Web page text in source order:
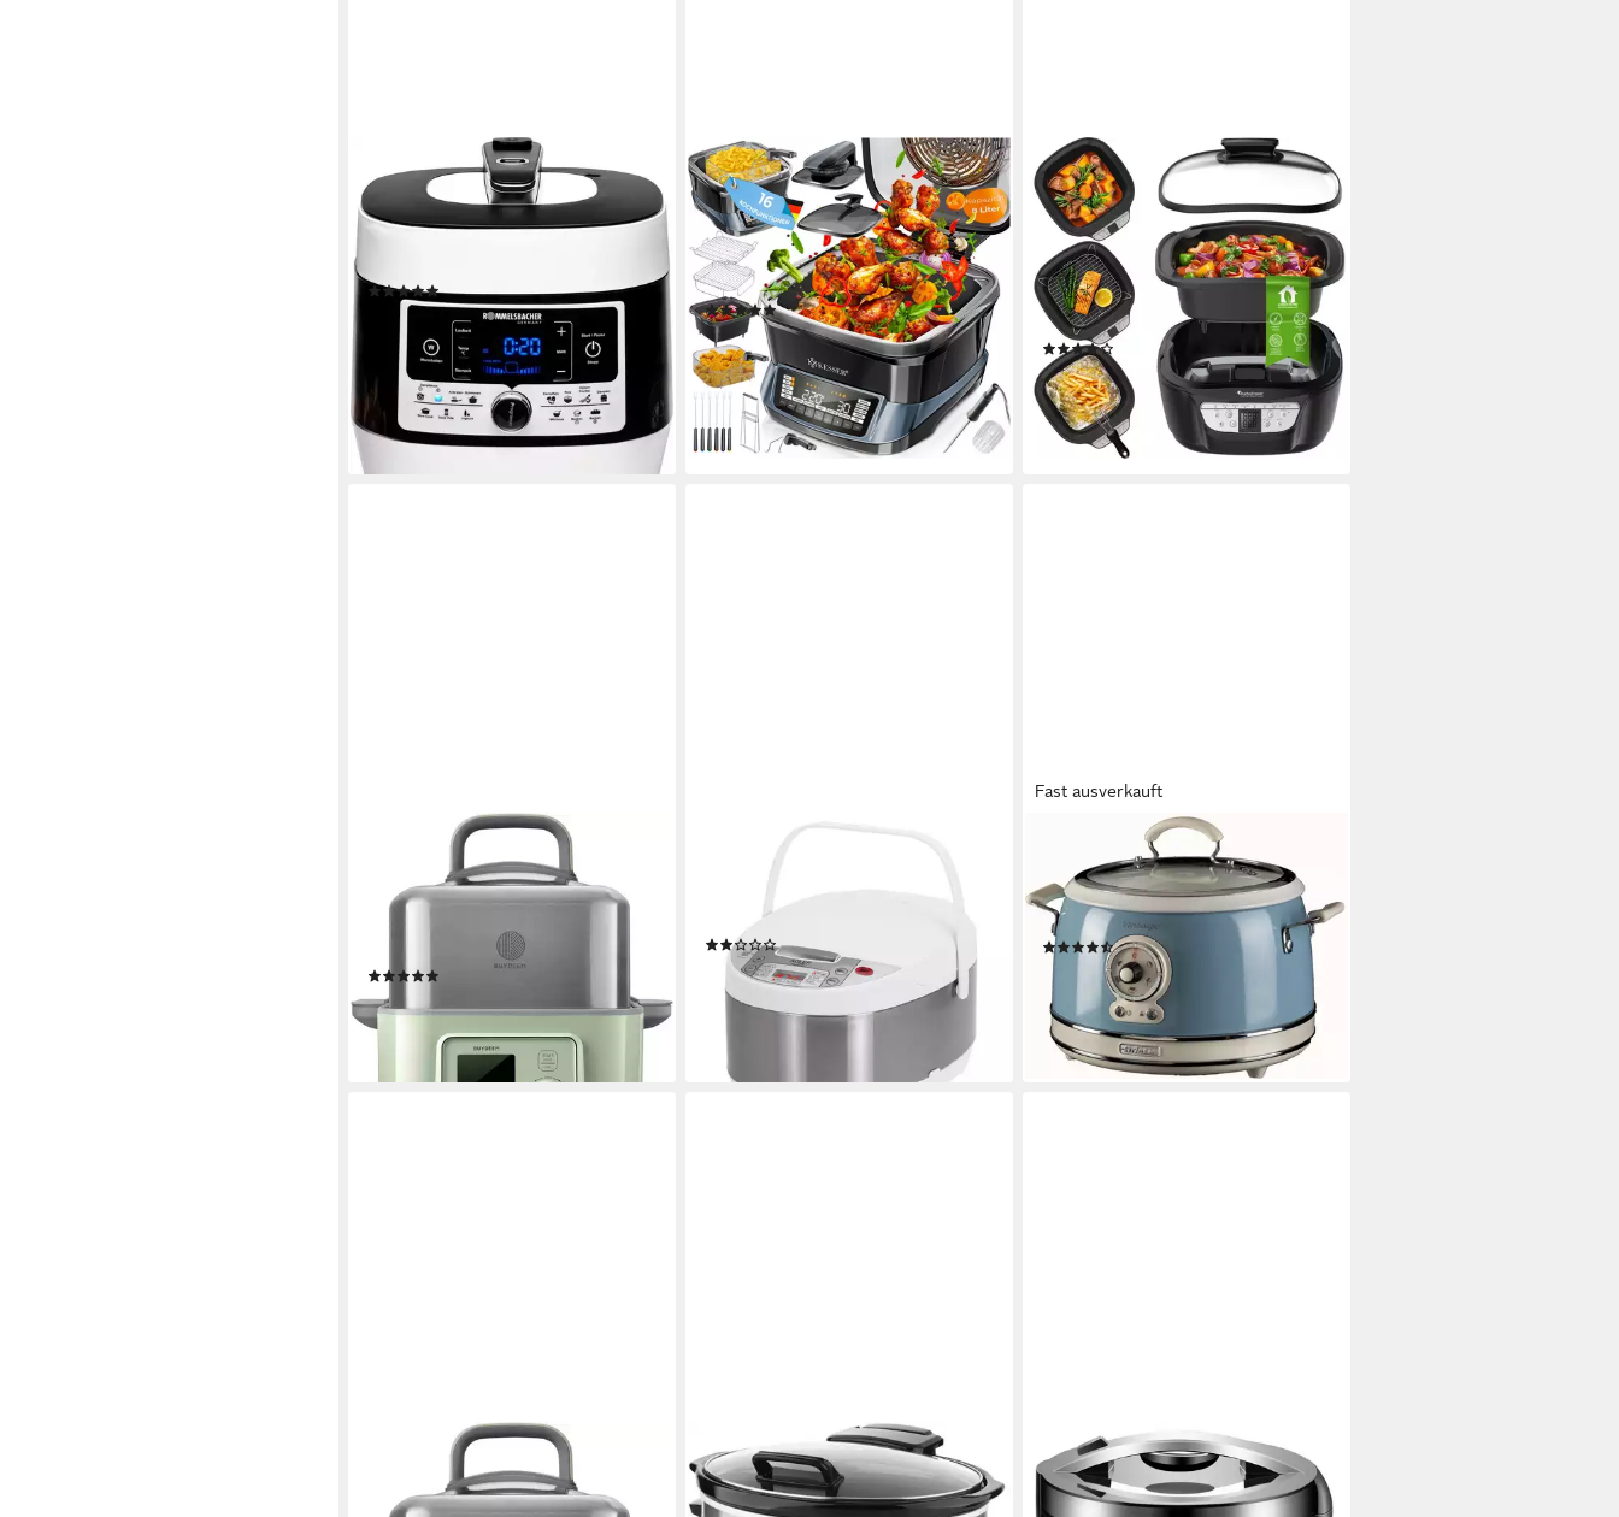
ROMMELSBACHER
Multikocher MD 1000 "MeinHans"
1000 W Leistung
(107)
ab 159,19 € UVP209,99 €
14,54 €
mtl. in 12 Raten
-24%
lieferbar - in 2-3 Werktagen bei dir
KESSER
Multikocher Küchengerät mit 16
Programmen Grillen, Backen,
Schmoren, Dampfgaren
1800 W Leistung
(7)
134,80 € UVP249,80 €
12,31 €mtl. in 12 Raten
-46%
lieferbar - in 4-5 Werktagen bei dir
TURBOTRONIC BY Z-LINE
Multikocher mit Fritteuse &
Frittierfunktion Reiskocher perfekter
Reis 8 Programme
1500 W Leistung
5 l Kapazität
8 Programme
72,99 € UVP 99,99 €
-27%
lieferbar - in 4-5 Werktagen bei dir
Multikocher Multifunktionaler 5-in-1
Dampfgarer mit 6 Programmen
ab 79,99 €
-56%
lieferbar - in 3-4 Werktagen bei dir
Multikocher, 6 Programme, 700W,
Reiskocher, Dampfgarer, Schongarer,
weiß, silber
(1)
52,89 € UVP69,99 €
-24%
lieferbar - in 4-5 Werktagen bei dir
Fast ausverkauft
Multikocher 2904BL
650 W Leistung
3 l Kapazität
(13)
ab 72,61 € UVP109,95 €
-34%
lieferbar - in 2-3 Werktagen bei dir
Multikocher Multifunktionaler 5-in-1
Dampfgarer mit 6 Programmen
ETA
Multikocher Largo
245 W Leistung
STEINBORG
Multikocher
900 W Leistung